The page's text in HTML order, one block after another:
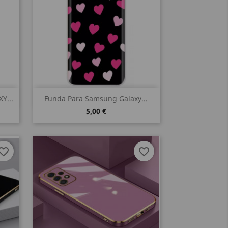
Funda Para Samsung Galaxy...
5,00 €
Vista rápida
favorite_border